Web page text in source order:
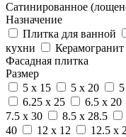
Сатинированное
Назначение
Плитка для ванной
кухни
Керамогранит
Фасадная плитка
Размер
5 x 15
5 x 20
6.25 x 25
6.5 x 20
7.5 x 30
8.5 x 28.5
40
12 x 12 12.5 x